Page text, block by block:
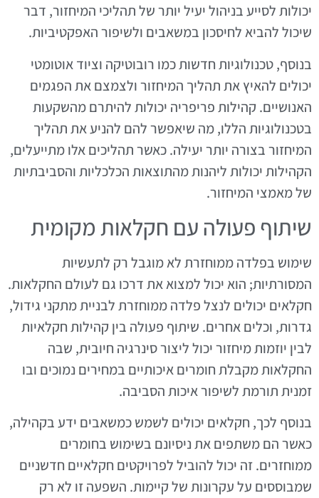
יכולות לסייע בניהול יעיל יותר של תהליכי המיחזור, דבר
שיכול להביא לחיסכון במשאבים ולשיפור האפקטיביות.
בנוסף, טכנולוגיות חדשות כמו רובוטיקה וציוד אוטומטי
יכולים להאיץ את תהליך המיחזור ולצמצם את הפגמים
האנושיים. קהילות פריפריה יכולות להיתרם מהשקעות
בטכנולוגיות הללו, מה שיאפשר להם להניע את תהליך
המיחזור בצורה יותר יעילה. כאשר תהליכים אלו מתייעלים,
הקהילות יכולות ליהנות מהתוצאות הכלכליות והסביבתיות
של מאמצי המיחזור.
שיתוף פעולה עם חקלאות מקומית
שימוש בפלדה ממוחזרת לא מוגבל רק לתעשיות
המסורתיות; הוא יכול למצוא את דרכו גם לעולם החקלאות.
חקלאים יכולים לנצל פלדה ממוחזרת לבניית מתקני גידול,
גדרות, וכלים אחרים. שיתוף פעולה בין קהילות חקלאיות
לבין יוזמות מיחזור יכול ליצור סינרגיה חיובית, שבה
החקלאות מקבלת חומרים איכותיים במחירים נמוכים ובו
זמנית תורמת לשיפור איכות הסביבה.
בנוסף לכך, חקלאים יכולים לשמש כמשאבים ידע בקהילה,
כאשר הם משתפים את ניסיונם בשימוש בחומרים
ממוחזרים. זה יכול להוביל לפרויקטים חקלאיים חדשניים
שמבוססים על עקרונות של קיימות. השפעה זו לא רק